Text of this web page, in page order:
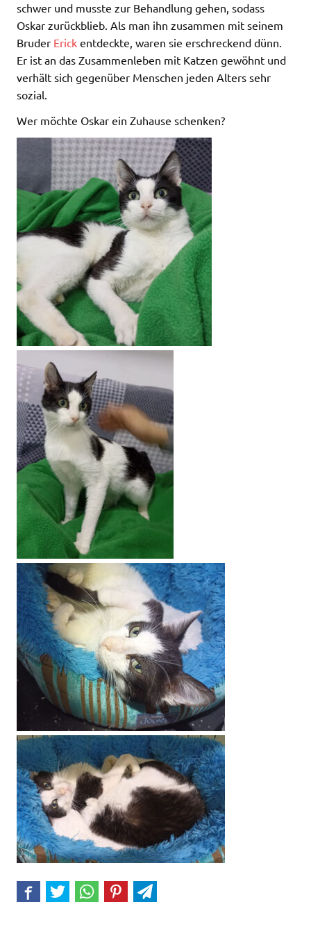
schwer und musste zur Behandlung gehen, sodass
Oskar zurückblieb. Als man ihn zusammen mit seinem
Bruder Erick entdeckte, waren sie erschreckend dünn.
Er ist an das Zusammenleben mit Katzen gewöhnt und
verhält sich gegenüber Menschen jeden Alters sehr
sozial.
Wer möchte Oskar ein Zuhause schenken?